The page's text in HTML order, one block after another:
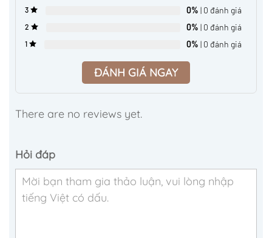
3 0% | 0 đánh giá
2 0% | 0 đánh giá
1 0% | 0 đánh giá
ĐÁNH GIÁ NGAY
There are no reviews yet.
Hỏi đáp